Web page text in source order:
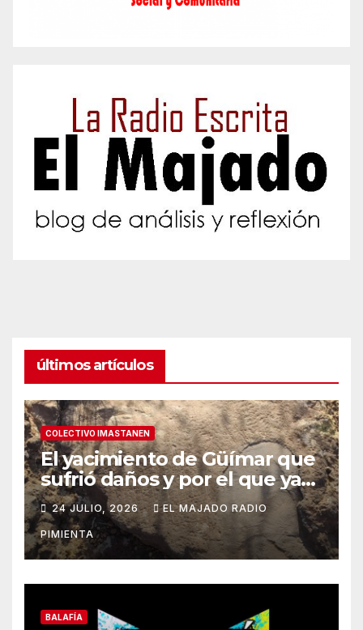
últimos artículos
COLECTIVO IMASTANEN
El yacimiento de Güímar que
sufrió daños y por el que ya
alertamos al ayuntamiento,
sigue sin contar con una
protección efectiva
24 JULIO, 2026 EL MAJADO RADIO
PIMIENTA
BALAFÍA